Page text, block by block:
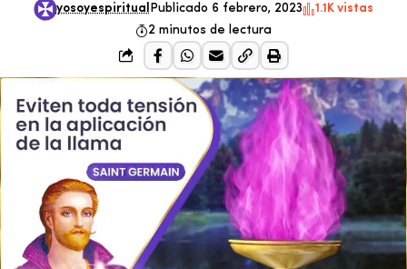
yosoyespiritual Publicado 6 febrero, 2023
1.1K vistas
2 minutos de lectura